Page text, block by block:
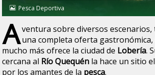
Pesca Deportiva
Aventura sobre diversos
una completa oferta
mucho más ofrece la ciudad de Lobería.
cercana al Río Quequén la hace un sitio
por los amantes de la pesca.